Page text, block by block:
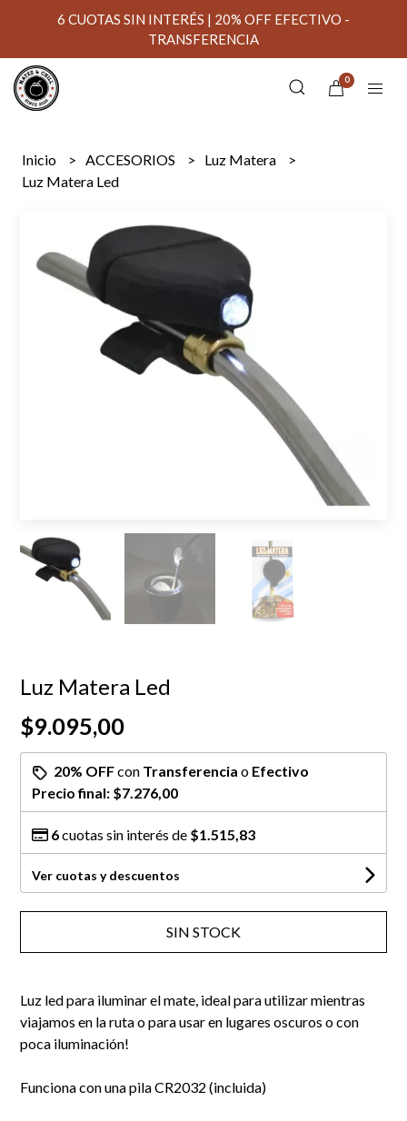
6 CUOTAS SIN INTERÉS | 20% OFF EFECTIVO -
TRANSFERENCIA
0
Inicio ACCESORIOS
Luz Matera
Luz Matera Led
Luz Matera Led
$9.095,00
20% OFFcon Transferencia o Efectivo
Precio final: $7.276,00
6cuotas sin interés de $1.515,83
Ver cuotas y descuentos
SIN STOCK
Luz led para iluminar el mate, ideal para utilizar mientras
viajamos en la ruta o para usar en lugares oscuros o con
poca iluminación!
Funciona con una pila CR2032 (incluida)